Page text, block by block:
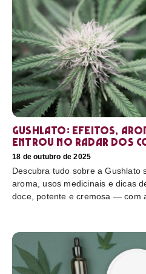
Gushlato: efeitos,
entrou no radar dos
18 de outubro de 2025
Descubra tudo sobre a Gushlato
aroma, usos medicinais e dicas
doce, potente e cremosa — com